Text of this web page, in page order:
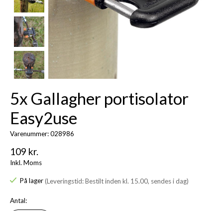
5x Gallagher portisolator
Easy2use
Varenummer: 028986
109 kr.
Inkl. Moms
På lager(Leveringstid: Bestilt inden kl. 15.00, sendes i dag)
Antal: